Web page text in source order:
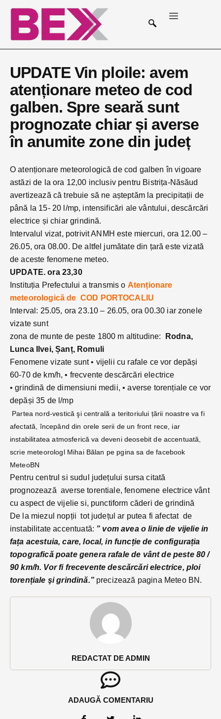
UPDATE Vin ploile: avem
atenționare meteo de cod
galben. Spre seară sunt
prognozate chiar și averse
în anumite zone din județ
REDACTAT DE ADMIN
ADAUGĂ COMENTARIU
O atenționare meteorologică de cod galben în vigoare
astăzi de la ora 12,00 inclusiv pentru Bistrița-Năsăud
avertizează că trebuie să ne așteptăm la precipitații de
până la 15- 20 l/mp, intensificări ale vântului, descărcări
electrice și chiar grindină.
Intervalul vizat, potrivit ANMH este miercuri, ora 12.00 –
26.05, ora 08.00. De altfel jumătate din țară este vizată
de aceste fenomene meteo.
UPDATE. ora 23,30
Instituția Prefectului a transmis o Atenționare
meteorologică de COD PORTOCALIU
Interval: 25.05, ora 23.10 – 26.05, ora 00.30 iar zonele
vizate sunt
zona de munte de peste 1800 m altitudine:
Rodna,
Lunca Ilvei, Șanț, Romuli
Fenomene vizate sunt • vijelii cu rafale ce vor depăși
60-70 de km/h, • frecvente descărcări electrice
• grindină de dimensiuni medii, • averse torențiale ce vor
depăși 35 de l/mp
Partea nord-vestică şi centrală a teritoriului țării noastre va fi
afectată, începând din orele serii de un front rece, iar
instabilitatea atmosferică va deveni deosebit de accentuată,
scrie meteorologl Mihai Bălan pe pgina sa de facebook
MeteoBN
Pentru centrul si sudul județului sursa citată
prognozează averse torentiale, fenomene electrice vânt
cu aspect de vijelie si, punctiform căderi de grindină
De la miezul nopții tot județul ar putea fi afectat de
instabilitate accentuată: ” vom avea o linie de vijelie in
fața acestuia, care, local, in funcție de configurația
topografică poate genera rafale de vânt de peste 80 /
90 km/h. Vor fi frecevente descărcări electrice, ploi
torențiale şi grindină.”precizează pagina Meteo BN.